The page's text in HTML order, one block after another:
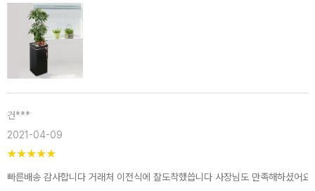
건***
2021-04-09
★★★★★
빠른배송 감사합니다 거래처 이전식에 잘도착했씁니다 사장님도 만족해하셨어요